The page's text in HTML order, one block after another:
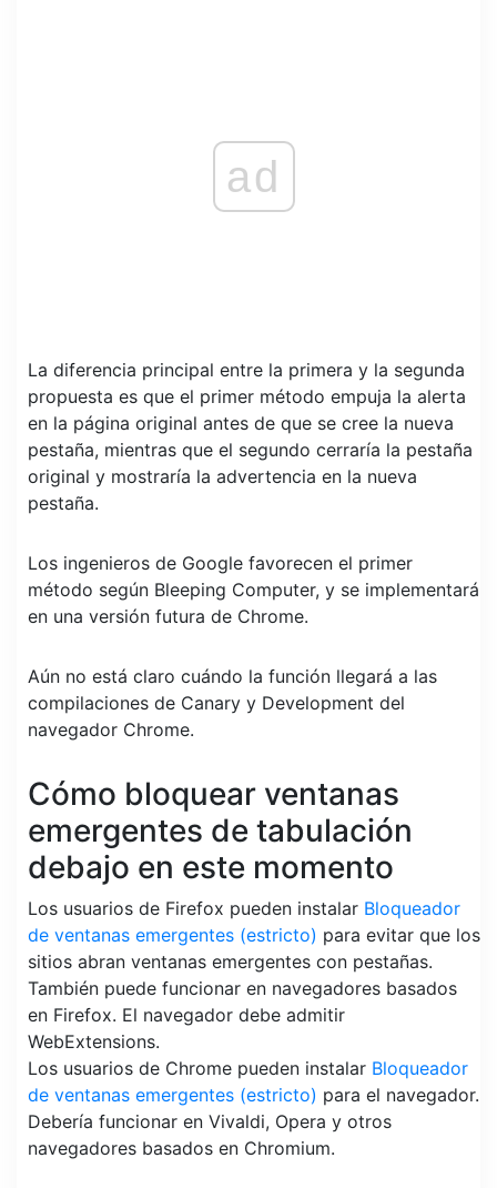
ad
La diferencia principal entre la primera y la segunda
propuesta es que el primer método empuja la alerta
en la página original antes de que se cree la nueva
pestaña, mientras que el segundo cerraría la pestaña
original y mostraría la advertencia en la nueva
pestaña.
Los ingenieros de Google favorecen el primer
método según Bleeping Computer, y se implementará
en una versión futura de Chrome.
Aún no está claro cuándo la función llegará a las
compilaciones de Canary y Development del
navegador Chrome.
Cómo bloquear ventanas
emergentes de tabulación
debajo en este momento
Los usuarios de Firefox pueden instalar Bloqueador
de ventanas emergentes (estricto) para evitar que los
sitios abran ventanas emergentes con pestañas.
También puede funcionar en navegadores basados ​​
en Firefox. El navegador debe admitir
WebExtensions.
Los usuarios de Chrome pueden instalar Bloqueador
de ventanas emergentes (estricto) para el navegador.
Debería funcionar en Vivaldi, Opera y otros
navegadores basados ​​en Chromium.